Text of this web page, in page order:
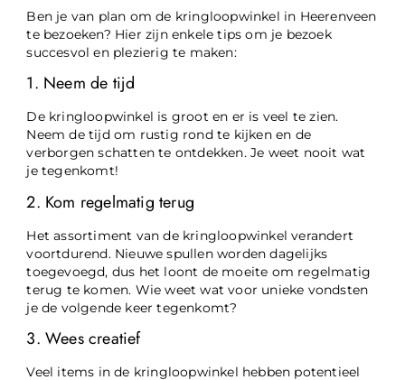
Ben je van plan om de kringloopwinkel in Heerenveen
te bezoeken? Hier zijn enkele tips om je bezoek
succesvol en plezierig te maken:
1. Neem de tijd
De kringloopwinkel is groot en er is veel te zien.
Neem de tijd om rustig rond te kijken en de
verborgen schatten te ontdekken. Je weet nooit wat
je tegenkomt!
2. Kom regelmatig terug
Het assortiment van de kringloopwinkel verandert
voortdurend. Nieuwe spullen worden dagelijks
toegevoegd, dus het loont de moeite om regelmatig
terug te komen. Wie weet wat voor unieke vondsten
je de volgende keer tegenkomt?
3. Wees creatief
Veel items in de kringloopwinkel hebben potentieel